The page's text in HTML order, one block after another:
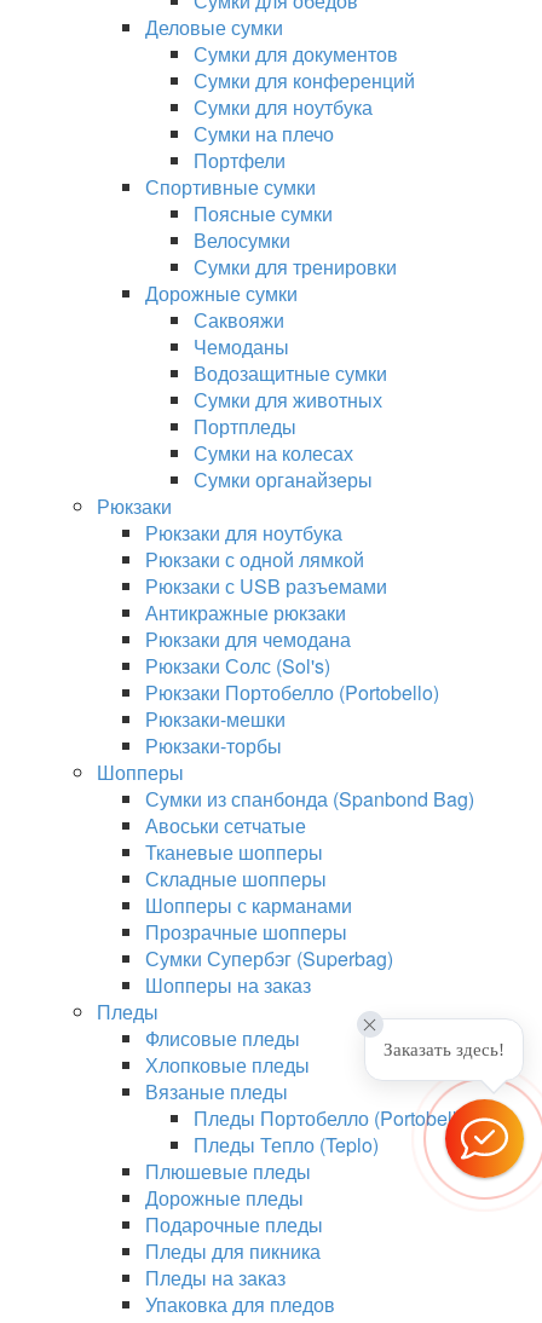
Деловые сумки
Сумки для документов
Сумки для конференций
Сумки для ноутбука
Сумки на плечо
Портфели
Спортивные сумки
Поясные сумки
Велосумки
Сумки для тренировки
Дорожные сумки
Саквояжи
Чемоданы
Водозащитные сумки
Сумки для животных
Портпледы
Сумки на колесах
Сумки органайзеры
Рюкзаки
Рюкзаки для ноутбука
Рюкзаки с одной лямкой
Рюкзаки с USB разъемами
Антикражные рюкзаки
Рюкзаки для чемодана
Рюкзаки Солс (Sol's)
Рюкзаки Портобелло (Portobello)
Рюкзаки-мешки
Рюкзаки-торбы
Шопперы
Сумки из спанбонда (Spanbond Bag)
Авоськи сетчатые
Тканевые шопперы
Складные шопперы
Шопперы с карманами
Прозрачные шопперы
Сумки Супербэг (Superbag)
Шопперы на заказ
Пледы
Флисовые пледы
Хлопковые пледы
Вязаные пледы
Пледы Портобелло (Portobello)
Пледы Тепло (Teplo)
Плюшевые пледы
Дорожные пледы
Подарочные пледы
Пледы для пикника
Пледы на заказ
Упаковка для пледов
Заказать здесь!